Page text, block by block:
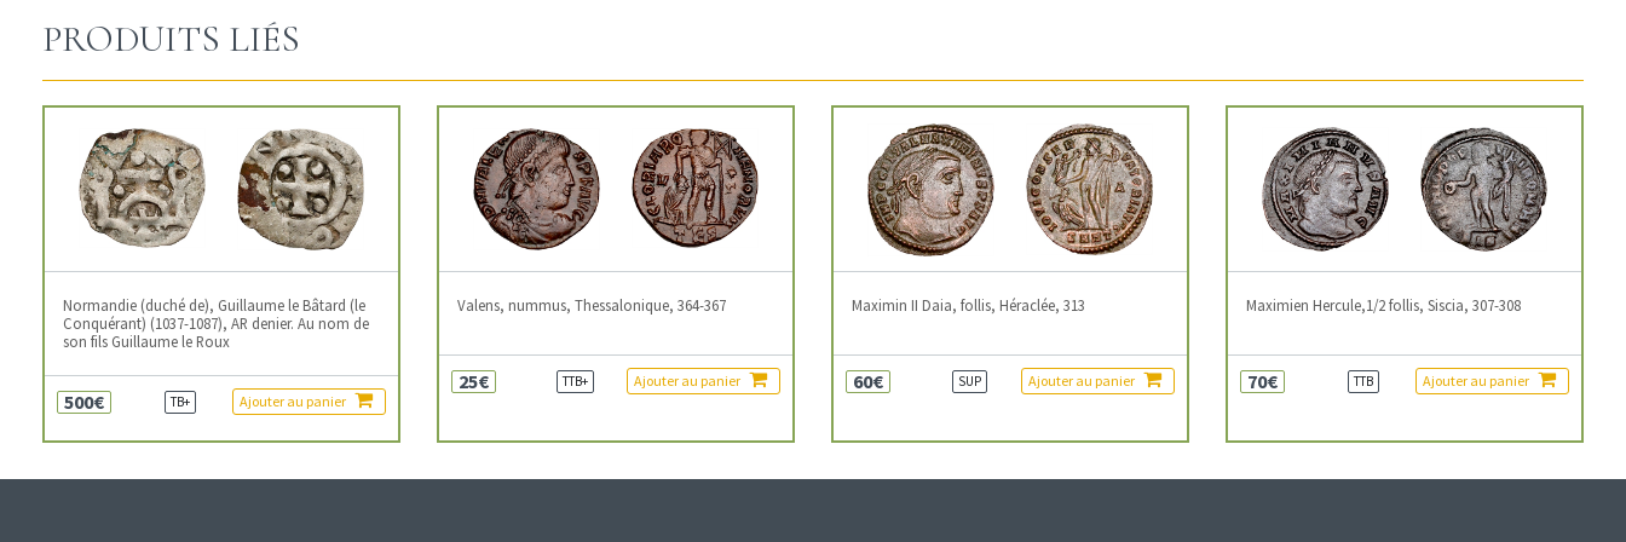
PRODUITS LIÉS
Normandie (duché de), Guillaume le Bâtard (le
Conquérant) (1037-1087), AR denier. Au nom de
son fils Guillaume le Roux
500€ TB+ Ajouter au panier
Valens, nummus, Thessalonique, 364-367
25€ TTB+ Ajouter au panier
Maximin II Daia, follis, Héraclée, 313
60€ SUP Ajouter au panier
Maximien Hercule,1/2 follis, Siscia, 307-308
70€ TTB Ajouter au panier